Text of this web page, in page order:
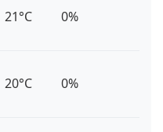
21°C 0%
20°C 0%